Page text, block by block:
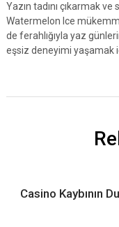
Yazın tadını çıkarmak
Watermelon Ice
de ferahlığıyla yaz
eşsiz deneyimi yaşamak
Casino Kaybının